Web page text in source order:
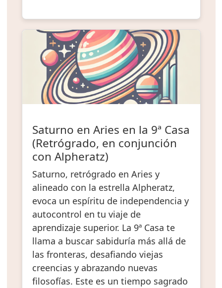
Saturno en Aries en la 9ª Casa
(Retrógrado, en conjunción
con Alpheratz)
Saturno, retrógrado en Aries y
alineado con la estrella Alpheratz,
evoca un espíritu de independencia y
autocontrol en tu viaje de
aprendizaje superior. La 9ª Casa te
llama a buscar sabiduría más allá de
las fronteras, desafiando viejas
creencias y abrazando nuevas
filosofías. Este es un tiempo sagrado